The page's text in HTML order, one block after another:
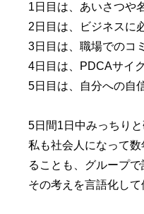
1日目は、あいさつや
2日目は、ビジネスに
3日目は、職場でのコ
4日目は、PDCAサイ
5日目は、自分への自
5日間1日中みっちり
私も社会人になって
ることも、グループ
その考えを言語化し